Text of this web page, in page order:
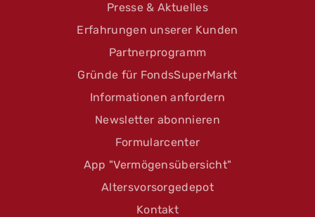
Presse & Aktuelles
Erfahrungen unserer Kunden
Partnerprogramm
Gründe für FondsSuperMarkt
Informationen anfordern
Newsletter abonnieren
Formularcenter
App "Vermögensübersicht"
Altersvorsorgedepot
Kontakt